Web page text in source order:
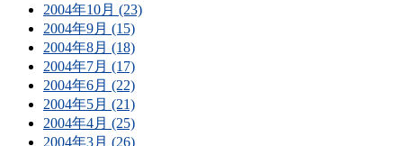
2004年10月 (23)
2004年9月 (15)
2004年8月 (18)
2004年7月 (17)
2004年6月 (22)
2004年5月 (21)
2004年4月 (25)
2004年3月 (26)